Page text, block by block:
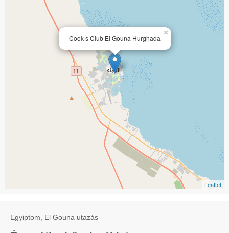
Cook s Club El Gouna Hurghada
×
Leaflet
Egyiptom, El Gouna utazás